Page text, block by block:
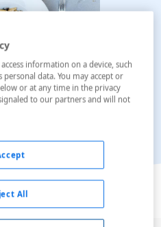
el mapa
information on a device, such
data. You may accept or
or at any time in the privacy
to our partners and will not
All